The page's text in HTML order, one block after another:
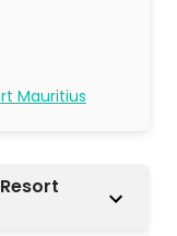
Mauritius